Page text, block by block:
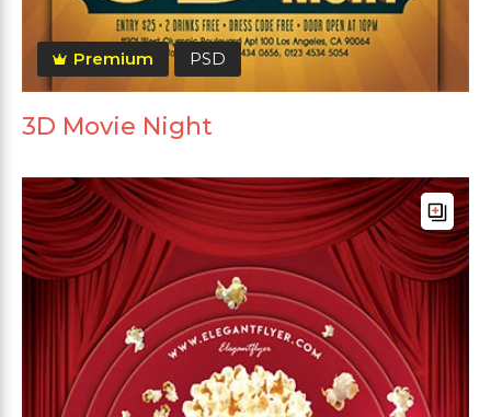
Premium PSD
3D Movie Night